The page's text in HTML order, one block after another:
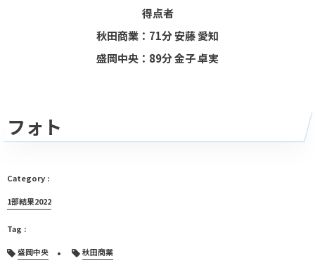
得点者
秋田商業：71分 安藤 愛知
盛岡中央：89分 金子 卓実
フォト
1部結果2022
盛岡中央 秋田商業